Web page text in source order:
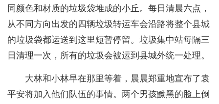
同颜色和材质的垃圾袋堆成的小丘。每日清晨六点，
从不同方向出发的四辆垃圾转运车会沿路将整个县城
的垃圾袋都运送到这里短暂停留。垃圾集中站每隔三
日清理一次，所有的垃圾会被运到县城外统一处理。
大林和小林早在那里等着，晨晨郑重地宣布了袁
平安将加入他们队伍的事情。两个男孩黝黑的脸上倒